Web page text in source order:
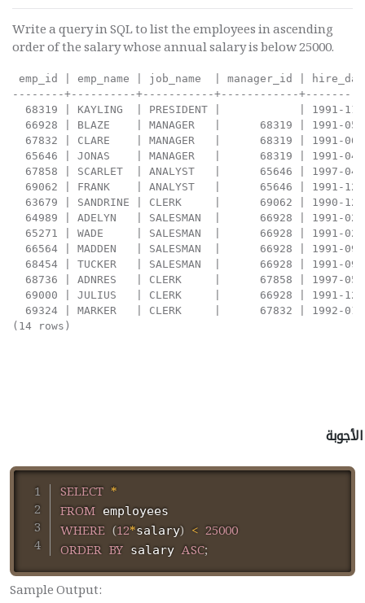
Write a query in SQL to list the employees in ascending
order of the salary whose annual salary is below 25000.
emp_id | emp_name | job_name  | manager_id |
--------+----------+-----------+------------
68319 | KAYLING  | PRESIDENT |            | 1991-
66928 | BLAZE    | MANAGER   |      68319 | 1991-
67832 | CLARE    | MANAGER   |      68319 | 1991-
65646 | JONAS    | MANAGER   |      68319 | 1991-
67858 | SCARLET  | ANALYST   |      65646 | 1997-
69062 | FRANK    | ANALYST   |      65646 | 1991-
63679 | SANDRINE | CLERK     |      69062 | 1990-
64989 | ADELYN   | SALESMAN  |      66928 | 1991-
65271 | WADE     | SALESMAN  |      66928 | 1991-
66564 | MADDEN   | SALESMAN  |      66928 | 1991-
68454 | TUCKER   | SALESMAN  |      66928 | 1991-
68736 | ADNRES   | CLERK     |      67858 | 1997-
69000 | JULIUS   | CLERK     |      66928 | 1991-
69324 | MARKER   | CLERK     |      67832 | 1992-
(14 rows)
الأجوبة
SELECT *
FROM
WHERE (12*salary) < 25000
ORDER BY salary ASC;
Sample Output: